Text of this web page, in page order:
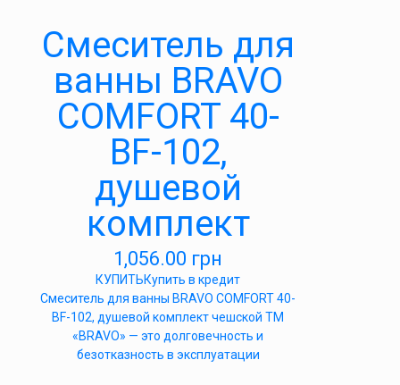
Cмеситель для
ванны BRAVO
COMFORT 40-
BF-102,
душевой
комплект
1,056.00 грн
КУПИТЬКупить в кредит
Cмеситель для ванны BRAVO COMFORT 40-
BF-102, душевой комплект чешской ТМ
«BRAVO» — это долговечность и
безотказность в эксплуатации